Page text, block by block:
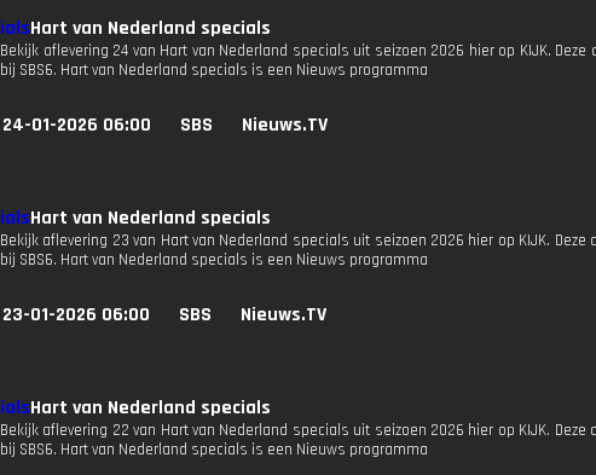
Hart van Nederland specials
Bekijk aflevering 24 van Hart van Nederland specials uit seizoen 2026 hier op KIJK.
bij SBS6. Hart van Nederland specials is een Nieuws programma
24-01-2026 06:00 SBS Nieuws.TV
Hart van Nederland specials
Bekijk aflevering 23 van Hart van Nederland specials uit seizoen 2026 hier op KIJK.
bij SBS6. Hart van Nederland specials is een Nieuws programma
23-01-2026 06:00 SBS Nieuws.TV
Hart van Nederland specials
Bekijk aflevering 22 van Hart van Nederland specials uit seizoen 2026 hier op KIJK.
bij SBS6. Hart van Nederland specials is een Nieuws programma